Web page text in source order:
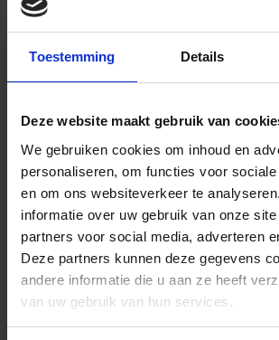
Toestemming Details
Deze website maakt gebruik van
We gebruiken cookies om inhoud en
personaliseren, om functies voor
en om ons websiteverkeer te analyseren.
informatie over uw gebruik van onze
partners voor social media, adverteren
Deze partners kunnen deze gegevens
andere informatie die u aan ze heeft
van uw gebruik van hun services.